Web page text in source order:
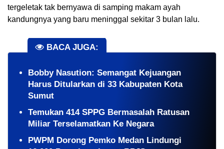
tergeletak tak bernyawa di samping makam ayah
kandungnya yang baru meninggal sekitar 3 bulan lalu.
BACA JUGA:
Bobby Nasution: Semangat Kejuangan
Harus Ditularkan di 33 Kabupaten Kota
Sumut
Temukan 414 SPPG Bermasalah Ratusan
Miliar Terselamatkan Ke Negara
PWPM Dorong Pemko Medan Lindungi